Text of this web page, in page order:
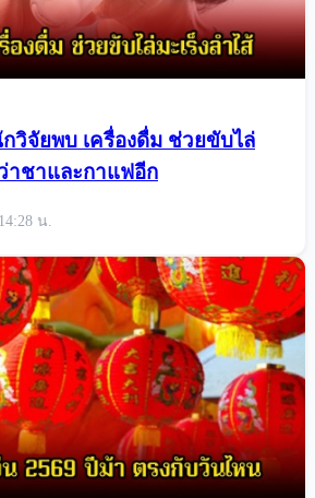
วิจัยพบ เครื่องดื่ม ช่วยขับไล่
าชาและกาแฟอีก
น.